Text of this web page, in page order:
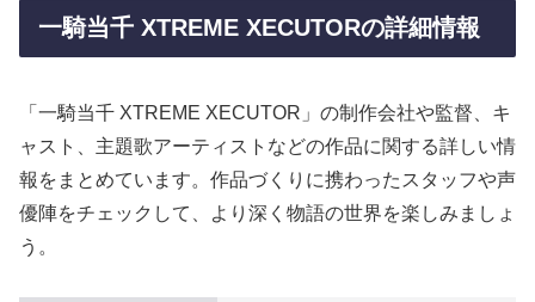
一騎当千 XTREME XECUTORの詳細情報
「一騎当千 XTREME XECUTOR」の制作会社や監督、キ
ャスト、主題歌アーティストなどの作品に関する詳しい情
報をまとめています。作品づくりに携わったスタッフや声
優陣をチェックして、より深く物語の世界を楽しみましょ
う。